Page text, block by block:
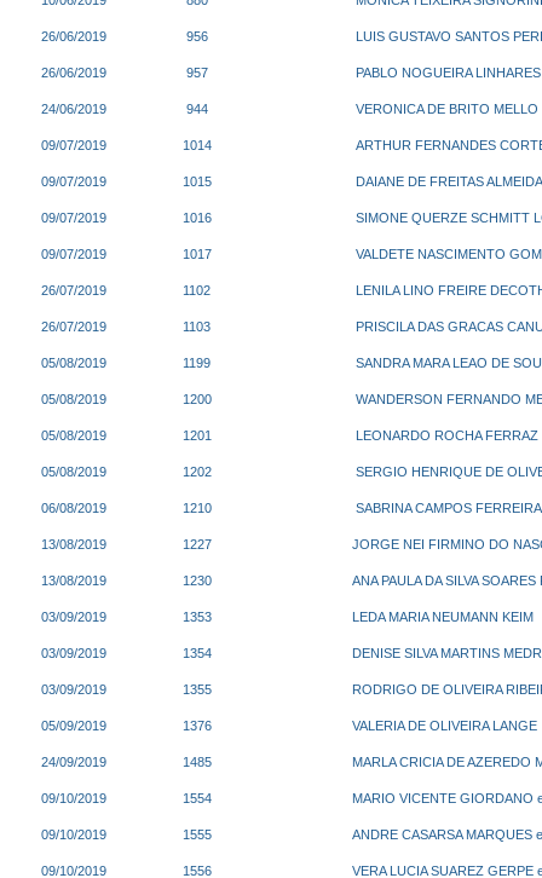
26/06/2019 956 LUIS GUSTAVO SANTOS
26/06/2019 957 PABLO NOGUEIRA
24/06/2019 944 VERONICA DE BRITO MELLO
09/07/2019 1014 ARTHUR FERNANDES
09/07/2019 1015 DAIANE DE FREITAS
09/07/2019 1016 SIMONE QUERZE SCHMITT
09/07/2019 1017 VALDETE NASCIMENTO
26/07/2019 1102 LENILA LINO FREIRE
26/07/2019 1103 PRISCILA DAS GRACAS
05/08/2019 1199 SANDRA MARA LEAO DE
05/08/2019 1200 WANDERSON FERNANDO
05/08/2019 1201 LEONARDO ROCHA FERRAZ
05/08/2019 1202 SERGIO HENRIQUE DE
06/08/2019 1210 SABRINA CAMPOS
13/08/2019 1227 JORGE NEI FIRMINO DO
13/08/2019 1230 ANA PAULA DA SILVA
03/09/2019 1353 LEDA MARIA NEUMANN KEIM
03/09/2019 1354 DENISE SILVA MARTINS
03/09/2019 1355 RODRIGO DE OLIVEIRA
05/09/2019 1376 VALERIA DE OLIVEIRA LANGE
24/09/2019 1485 MARLA CRICIA DE AZEREDO
09/10/2019 1554 MARIO VICENTE GIORDANO
09/10/2019 1555 ANDRE CASARSA MARQUES
09/10/2019 1556 VERA LUCIA SUAREZ GERPE